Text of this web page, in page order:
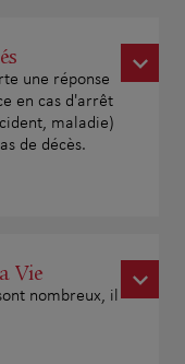
une réponse
en cas d'arrêt
maladie)
de décès.
Vie
nombreux, il